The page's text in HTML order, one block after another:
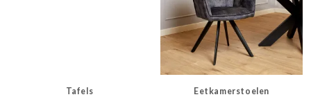
Tafels Eetkamerstoelen